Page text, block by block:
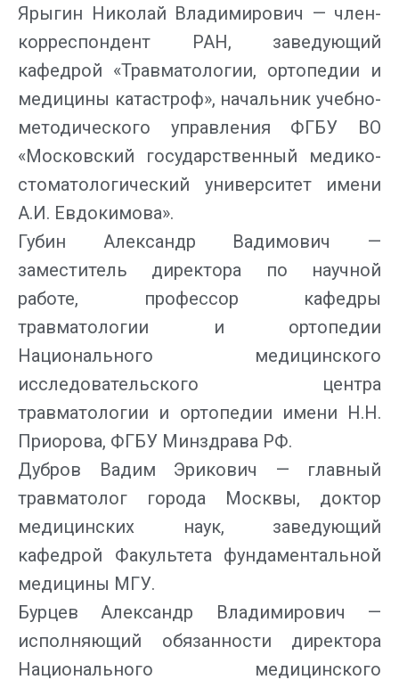
Ярыгин Николай Владимирович — член-
корреспондент РАН, заведующий
кафедрой «Травматологии, ортопедии и
медицины катастроф», начальник учебно-
методического управления ФГБУ ВО
«Московский государственный медико-
стоматологический университет имени
А.И. Евдокимова».
Губин Александр Вадимович —
заместитель директора по научной
работе, профессор кафедры
травматологии и ортопедии
Национального медицинского
исследовательского центра
травматологии и ортопедии имени Н.Н.
Приорова, ФГБУ Минздрава РФ.
Дубров Вадим Эрикович — главный
травматолог города Москвы, доктор
медицинских наук, заведующий
кафедрой Факультета фундаментальной
медицины МГУ.
Бурцев Александр Владимирович —
исполняющий обязанности директора
Национального медицинского